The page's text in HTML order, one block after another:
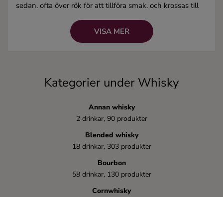
sedan, ofta över rök för att tillföra smak, och krossas till
vätska, som sedan destilleras och lagras.
Minst 40%, vanligtvis runt 72%.
VISA MER
Kategorier under Whisky
Annan whisky
2 drinkar, 90 produkter
Blended whisky
18 drinkar, 303 produkter
Bourbon
58 drinkar, 130 produkter
Cornwhisky